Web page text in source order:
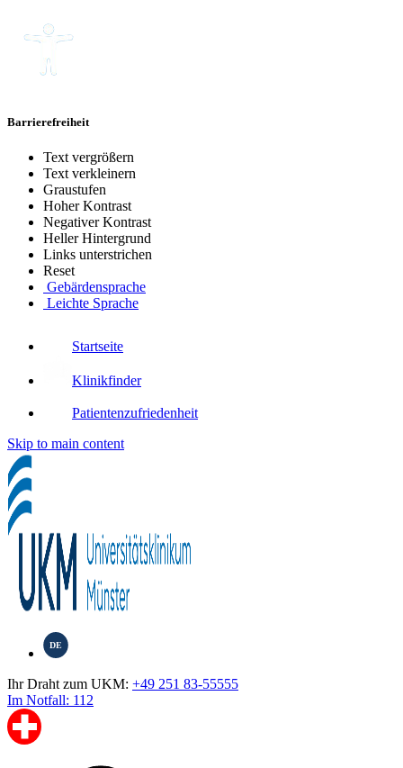
Barrierefreiheit
Text vergrößern
Text verkleinern
Graustufen
Hoher Kontrast
Negativer Kontrast
Heller Hintergrund
Links unterstrichen
Reset
Gebärdensprache
Leichte Sprache
Startseite
Klinikfinder
Patientenzufriedenheit
Skip to main content
DE
Ihr Draht zum UKM: +49 251 83-55555
Im Notfall: 112